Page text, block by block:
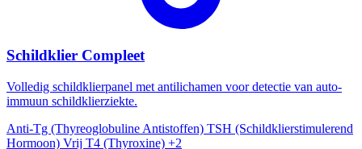
Schildklier Compleet
Volledig schildklierpanel met antilichamen voor detectie van auto-
immuun schildklierziekte.
Anti-Tg (Thyreoglobuline Antistoffen) TSH (Schildklierstimulerend
Hormoon) Vrij T4 (Thyroxine) +2